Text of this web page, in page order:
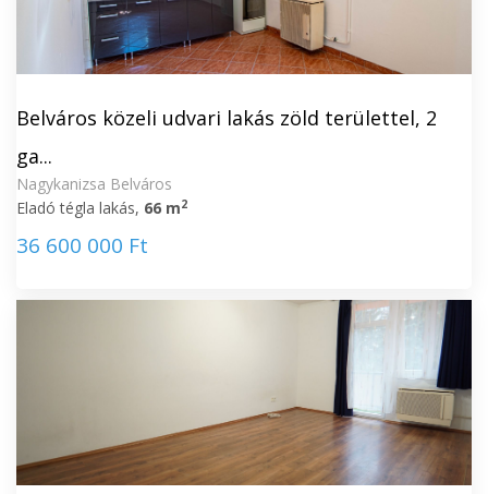
Belváros közeli udvari lakás zöld területtel, 2
ga...
Nagykanizsa Belváros
Eladó tégla lakás, 66 m2
36 600 000 Ft